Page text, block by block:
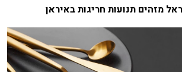
מזהים תנועות חריגות באיראן